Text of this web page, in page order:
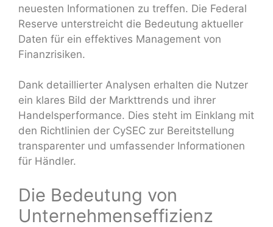
neuesten Informationen zu treffen. Die Federal
Reserve unterstreicht die Bedeutung aktueller
Daten für ein effektives Management von
Finanzrisiken.
Dank detaillierter Analysen erhalten die Nutzer
ein klares Bild der Markttrends und ihrer
Handelsperformance. Dies steht im Einklang mit
den Richtlinien der CySEC zur Bereitstellung
transparenter und umfassender Informationen
für Händler.
Die Bedeutung von
Unternehmenseffizienz